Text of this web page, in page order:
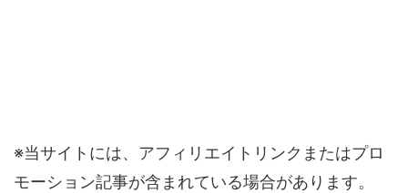
※当サイトには、アフィリエイトリンクまたはプロ
モーション記事が含まれている場合があります。